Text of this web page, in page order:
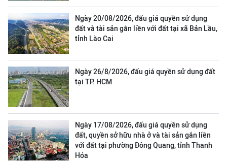
Ngày 20/08/2026, đấu giá quyền sử dụng
đất và tài sản gắn liền với đất tại xã Bản Lầu,
tỉnh Lào Cai
Ngày 26/8/2026, đấu giá quyền sử dụng đất
tại TP. HCM
Ngày 17/08/2026, đấu giá quyền sử dụng
đất, quyền sở hữu nhà ở và tài sản gắn liền
với đất tại phường Đông Quang, tỉnh Thanh
Hóa